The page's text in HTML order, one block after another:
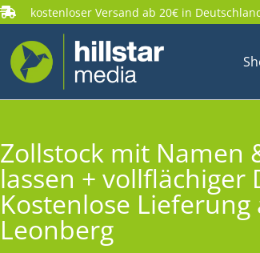
kostenloser Versand ab 20€ in
Zollstock mit Namen
lassen + vollflächiger
Kostenlose Lieferung
Leonberg